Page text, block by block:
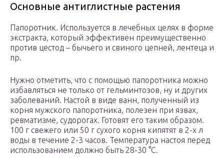
Основные антиглистные растения
Папоротник. Используется в лечебных целях в форме
экстракта, который эффективен преимущественно
против цестод – бычьего и свиного цепней, лентеца и
пр.
Нужно отметить, что с помощью папоротника можно
избавляться не только от гельминтозов, ну и других
заболеваний. Настой в виде ванн, полученный из
корня мужского папоротника, полезен при язвах,
ревматизме, судорогах. Готовят его таким образом.
100 г свежего или 50 г сухого корня кипятят в 2-х л
воды в течение 2-3 часов. Температура настоя перед
использованием должно быть 28-30 °С.